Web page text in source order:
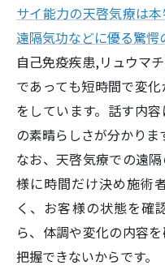
サイ能力の天啓気療は
遠隔気功などに優る驚愕
自己免疫疾患,リュウマ
であっても短時間で変
をしています。話す内
の素晴らしさが分かりま
なお、天啓気療での遠
様に時間だけ決め施術
く、お客様の状態を確
ら、体調や変化の内容
把握できないからです。